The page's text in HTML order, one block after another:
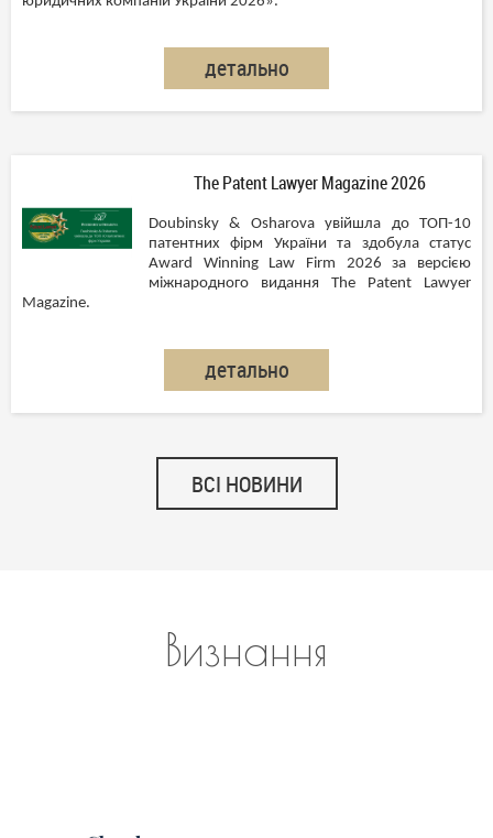
детально
The Patent Lawyer Magazine 2026
Doubinsky & Osharova увійшла до ТОП-10
патентних фірм України та здобула статус
Award Winning Law Firm 2026 за версією
міжнародного видання The Patent Lawyer
Magazine.
детально
ВСІ НОВИНИ
Визнання